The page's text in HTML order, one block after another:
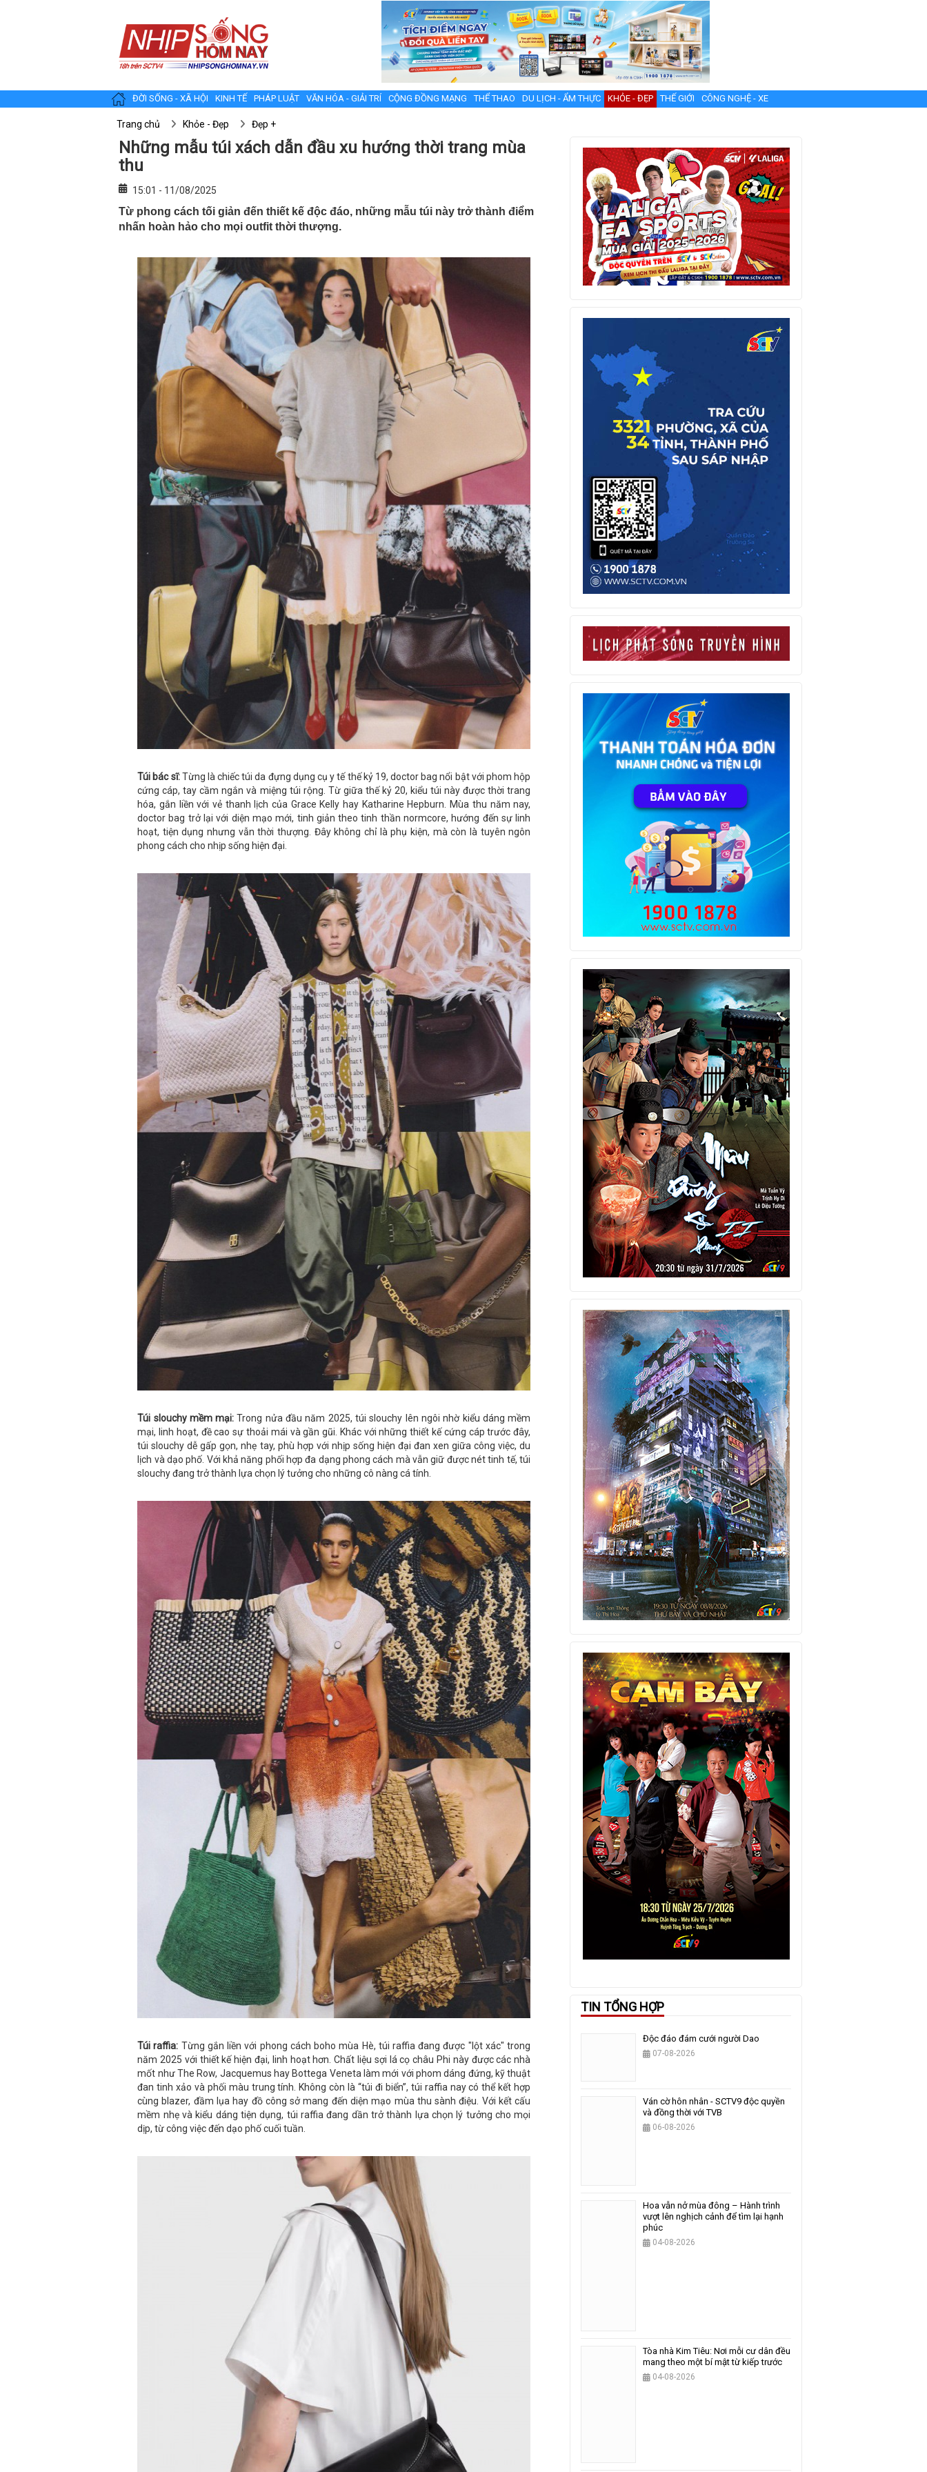
ĐỜI SỐNG - XÃ HỘI KINH TẾ PHÁP LUẬT VĂN HÓA - GIẢI TRÍ CỘNG ĐỒNG MẠNG THỂ THAO DU LỊCH - ẨM THỰC KHỎE - ĐẸP THẾ GIỚI CÔNG NGHỆ - XE
Trang chủ Khỏe - Đẹp Đẹp +
Những mẫu túi xách dẫn đầu xu hướng thời trang mùa
thu
15:01 - 11/08/2025
Từ phong cách tối giản đến thiết kế độc đáo, những mẫu túi này trở thành điểm
nhấn hoàn hảo cho mọi outfit thời thượng.
Túi bác sĩ:Từng là chiếc túi da đựng dụng cụ y tế thế kỷ 19, doctor bag nổi bật với phom hộp
cứng cáp, tay cầm ngắn và miệng túi rộng. Từ giữa thế kỷ 20, kiểu túi này được thời trang
hóa, gắn liền với vẻ thanh lịch của Grace Kelly hay Katharine Hepburn. Mùa thu năm nay,
doctor bag trở lại với diện mạo mới, tinh giản theo tinh thần normcore, hướng đến sự linh
hoạt, tiện dụng nhưng vẫn thời thượng. Đây không chỉ là phụ kiện, mà còn là tuyên ngôn
phong cách cho nhịp sống hiện đại.
Túi slouchy mềm mại:Trong nửa đầu năm 2025, túi slouchy lên ngôi nhờ kiểu dáng mềm
mại, linh hoạt, đề cao sự thoải mái và gần gũi. Khác với những thiết kế cứng cáp trước đây,
túi slouchy dễ gấp gọn, nhẹ tay, phù hợp với nhịp sống hiện đại đan xen giữa công việc, du
lịch và dạo phố. Với khả năng phối hợp đa dạng phong cách mà vẫn giữ được nét tinh tế, túi
slouchy đang trở thành lựa chọn lý tưởng cho những cô nàng cá tính.
Túi raffia: Từng gắn liền với phong cách boho mùa Hè, túi raffia đang được "lột xác" trong
năm 2025 với thiết kế hiện đại, linh hoạt hơn. Chất liệu sợi lá cọ châu Phi này được các nhà
mốt như The Row, Jacquemus hay Bottega Veneta làm mới với phom dáng đứng, kỹ thuật
đan tinh xảo và phối màu trung tính. Không còn là “túi đi biển”, túi raffia nay có thể kết hợp
cùng blazer, đầm lụa hay đồ công sở mang đến diện mạo mùa thu sành điệu. Với kết cấu
mềm nhẹ và kiểu dáng tiện dụng, túi raffia đang dần trở thành lựa chọn lý tưởng cho mọi
dịp, từ công việc đến dạo phố cuối tuần.
TIN TỔNG HỢP
Độc đáo đám cưới người Dao
07-08-2026
Ván cờ hôn nhân - SCTV9 độc quyền
và đồng thời với TVB
06-08-2026
Hoa vẫn nở mùa đông – Hành trình
vượt lên nghịch cảnh để tìm lại hạnh
phúc
04-08-2026
Tòa nhà Kim Tiêu: Nơi mỗi cư dân đều
mang theo một bí mật từ kiếp trước
04-08-2026